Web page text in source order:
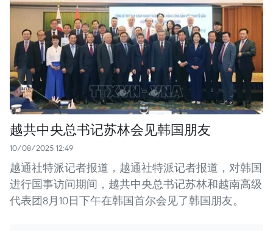
越共中央总书记苏林会见韩国朋友
10/08/2025 12:49
越通社特派记者报道，越通社特派记者报道，对韩国
进行国事访问期间，越共中央总书记苏林和越南高级
代表团8月10日下午在韩国首尔会见了韩国朋友。